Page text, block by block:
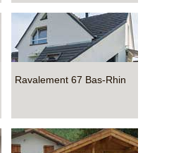
Ravalement 67 Bas-Rhin